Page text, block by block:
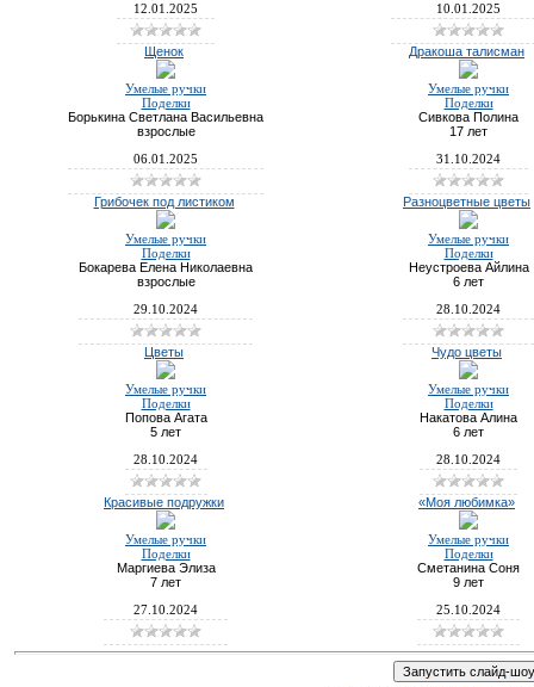
12.01.2025 10.01.2025
Щенок
Умелые ручки
Поделки
Борькина Светлана Васильевна
взрослые
06.01.2025
Дракоша талисман
Умелые ручки
Поделки
Сивкова Полина
17 лет
31.10.2024
Грибочек под листиком
Умелые ручки
Поделки
Бокарева Елена Николаевна
взрослые
29.10.2024
Разноцветные цветы
Умелые ручки
Поделки
Неустроева Айлина
6 лет
28.10.2024
Цветы
Умелые ручки
Поделки
Попова Агата
5 лет
28.10.2024
Чудо цветы
Умелые ручки
Поделки
Накатова Алина
6 лет
28.10.2024
Красивые подружки
Умелые ручки
Поделки
Маргиева Элиза
7 лет
27.10.2024
«Моя любимка»
Умелые ручки
Поделки
Сметанина Соня
9 лет
25.10.2024